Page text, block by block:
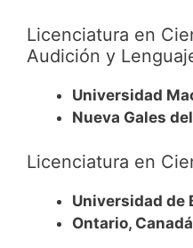
Licenciatura en
Audición y
Universidad
Nueva Gales
Licenciatura en
Universidad de
Ontario,